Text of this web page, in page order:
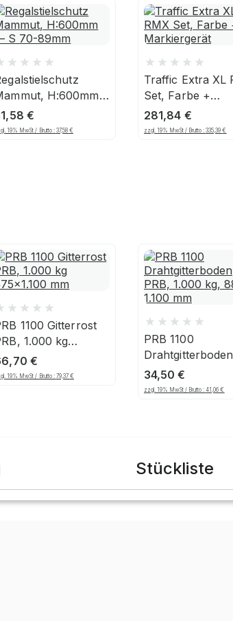
H:600mm
S 70-89mm
€
19% MwSt / Brutto :37,58 €
Traffic Extra XL
Set, Farbe +
Markiergerät
281,84 €
zzgl. 19% MwSt / Brutto :335,39€
1100 Gitterrost
1.000 kg
mm
€
19% MwSt / Brutto :79,37 €
PRB 1100
Drahtgitterboden
PRB, 1.000 kg,
1.100 mm
34,50€
zzgl. 19% MwSt / Brutto :41,06€
Stückliste